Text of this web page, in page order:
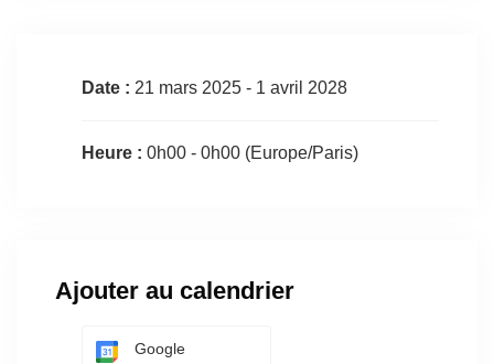
Date : 21 mars 2025 - 1 avril 2028
Heure : 0h00 - 0h00 (Europe/Paris)
Ajouter au calendrier
Google